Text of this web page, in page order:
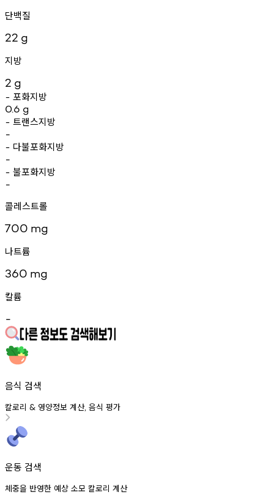
단백질
22 g
지방
2 g
- 포화지방
0.6 g
- 트랜스지방
-
- 다불포화지방
-
- 불포화지방
-
콜레스트롤
700 mg
나트륨
360 mg
칼륨
-
음식 검색
칼로리 & 영양정보 계산, 음식 평가
운동 검색
체중을 반영한 예상 소모 칼로리 계산